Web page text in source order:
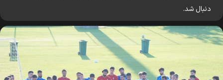
دنبال شد.